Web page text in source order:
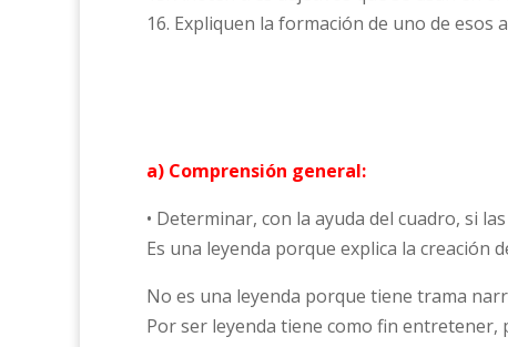
16. Expliquen la formación de uno de esos
a) Comprensión general:
• Determinar, con la ayuda del cuadro, si
Es una leyenda porque explica la creación
No es una leyenda porque tiene trama
Por ser leyenda tiene como fin